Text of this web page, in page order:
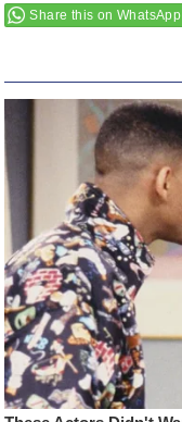
Share this on WhatsApp